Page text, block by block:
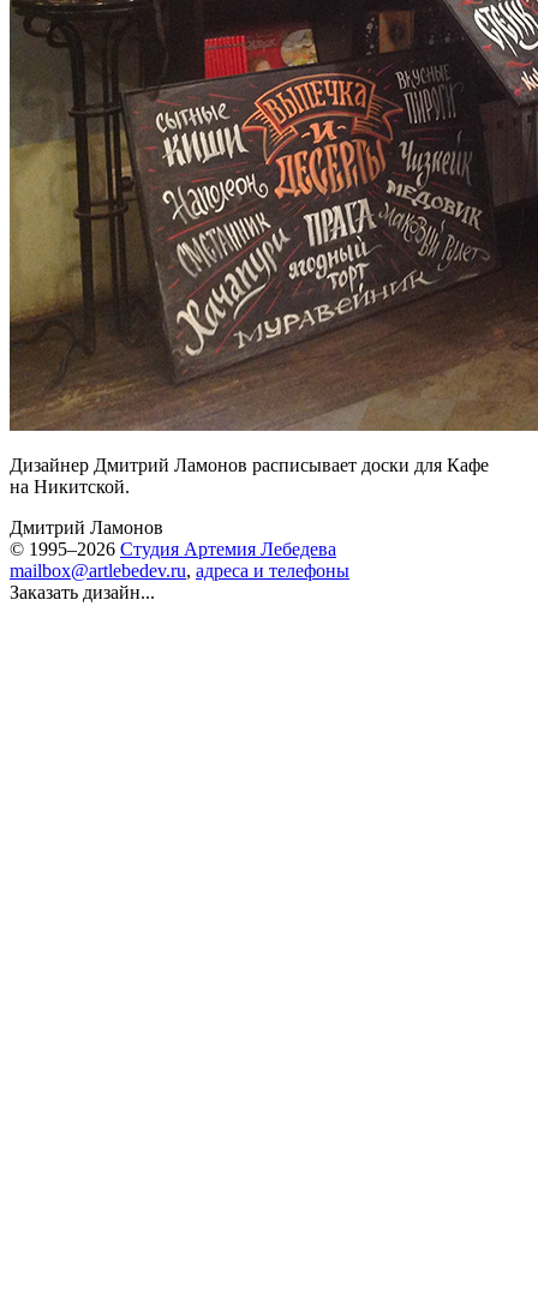
Дизайнер Дмитрий Ламонов расписывает доски для Кафе
на Никитской.
Дмитрий Ламонов
© 1995–2026 Студия Артемия Лебедева
mailbox@artlebedev.ru, адреса и телефоны
Заказать дизайн...